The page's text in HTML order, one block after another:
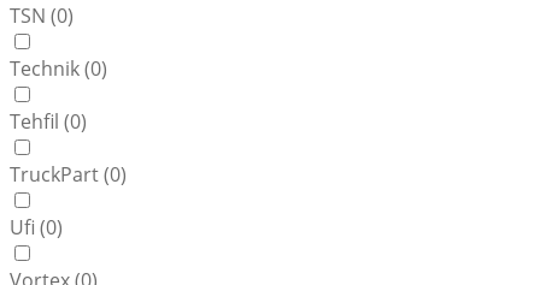
TSN (0)
Technik (0)
Tehfil (0)
TruckPart (0)
Ufi (0)